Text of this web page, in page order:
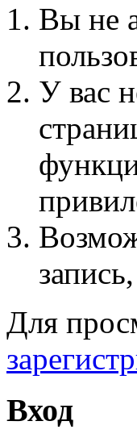
Вы не
У вас
Для
Вход